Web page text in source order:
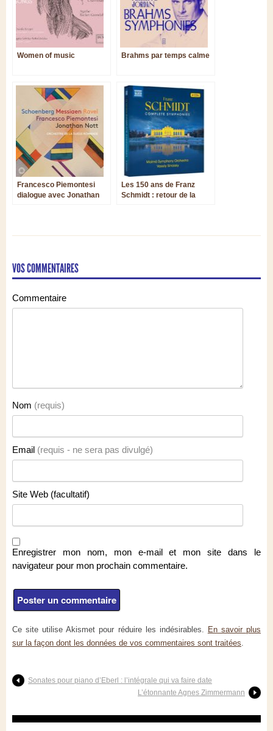
Women of music Brahms par temps calme
Francesco Piemontesi
dialogue avec Jonathan
Les 150 ans de Franz
Schmidt : retour de la
VOS COMMENTAIRES
Commentaire
Nom (requis)
Email (requis - ne sera pas divulgé)
Site Web (facultatif)
Enregistrer mon nom, mon e-mail et mon site dans le
navigateur pour mon prochain commentaire.
Ce site utilise Akismet pour réduire les indésirables. En savoir plus
sur la façon dont les données de vos commentaires sont traitées
Sonates pour piano d’Eberl : l’intégrale qui va faire date
L’étonnante Agnes Zimmermann